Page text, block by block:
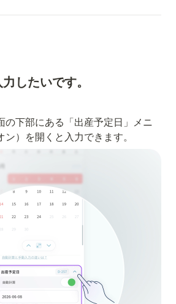
したいです。
の下部にある「出産予定日」メニ
ン）を開くと入力できます。